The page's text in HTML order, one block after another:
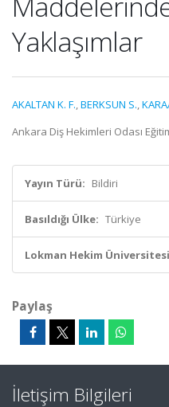
Yaklaşımlar
AKALTAN K. F.,BERKSUN S.,
Ankara Diş Hekimleri Odası
Yayın Türü: Bildiri
Basıldığı Ülke: Türkiye
Lokman Hekim
Paylaş
İletişim Bilgileri